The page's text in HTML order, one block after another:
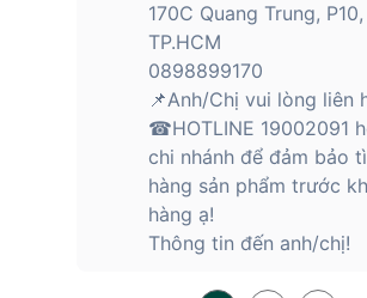
170C Quang Trung,
TP.HCM
0898899170
📌Anh/Chị vui lòng liên
☎HOTLINE 19002091
chi nhánh để đảm bảo
hàng sản phẩm trước
hàng ạ!
Thông tin đến anh/chị!